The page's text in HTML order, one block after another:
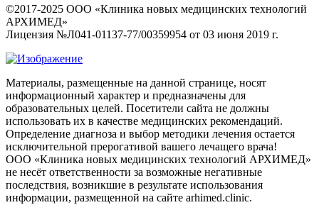
©2017-2025 ООО «Клиника новых медицинских технологий
АРХИМЕД»
Лицензия №Л041-01137-77/00359954 от 03 июня 2019 г.
Материалы, размещенные на данной странице, носят
информационный характер и предназначены для
образовательных целей. Посетители сайта не должны
использовать их в качестве медицинских рекомендаций.
Определение диагноза и выбор методики лечения остается
исключительной прерогативой вашего лечащего врача!
ООО «Клиника новых медицинских технологий АРХИМЕД»
не несёт ответственности за возможные негативные
последствия, возникшие в результате использования
информации, размещенной на сайте arhimed.clinic.